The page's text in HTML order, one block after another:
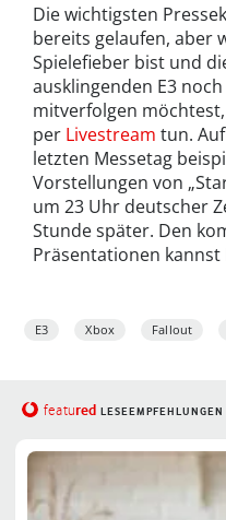
Die wichtigsten
bereits gelaufen, aber
Spielefieber bist und
ausklingenden E3
mitverfolgen
per Livestream tun.
letzten Messetag
Vorstellungen von
um 23 Uhr deutscher
Stunde später. Den
Präsentationen kannst
E3 Xbox Fallout
featured LESEEMPFEHLUNGEN